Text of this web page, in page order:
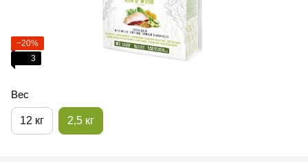
−20%
3
Вес
12 кг 2,5 кг